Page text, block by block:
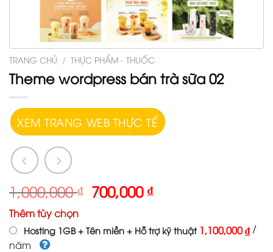
TRANG CHỦ / THỰC PHẨM - THUỐC
Theme wordpress bán trà sữa 02
XEM TRANG WEB THỰC TẾ
1,000,000₫ 700,000₫
Thêm tùy chọn
Hosting 1GB + Tên miền + Hỗ trợ kỹ thuật 1,100,000 ₫ /
năm